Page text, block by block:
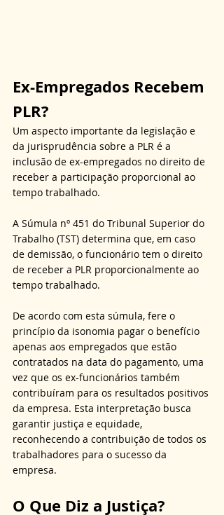
Ex-Empregados Recebem
PLR?
Um aspecto importante da legislação e
da jurisprudência sobre a PLR é a
inclusão de ex-empregados no direito de
receber a participação proporcional ao
tempo trabalhado.
A Súmula nº 451 do Tribunal Superior do
Trabalho (TST) determina que, em caso
de demissão, o funcionário tem o direito
de receber a PLR proporcionalmente ao
tempo trabalhado.
De acordo com esta súmula, fere o
princípio da isonomia pagar o benefício
apenas aos empregados que estão
contratados na data do pagamento, uma
vez que os ex-funcionários também
contribuíram para os resultados positivos
da empresa. Esta interpretação busca
garantir justiça e equidade,
reconhecendo a contribuição de todos os
trabalhadores para o sucesso da
empresa.
O Que Diz a Justiça?